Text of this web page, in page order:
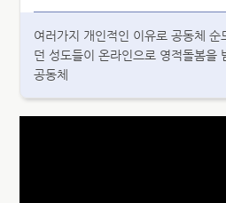
여러가지 개인적인 이유로 공동체 순
던 성도들이 온라인으로 영적돌봄을
공동체